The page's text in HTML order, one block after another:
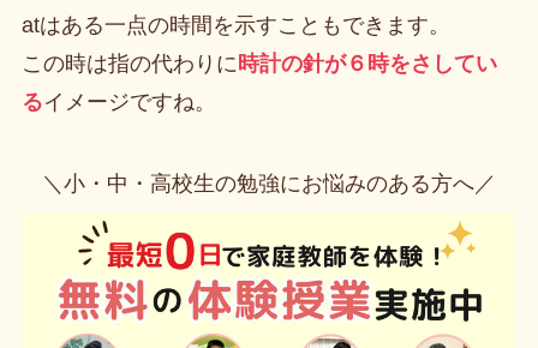
atはある一点の時間を示すこともできます。
この時は指の代わりに 時計の針が６時をさしてい
るイメージですね。
＼小・中・高校生の勉強にお悩みのある方へ／